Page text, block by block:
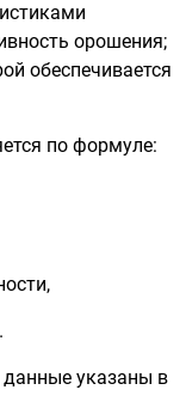
орошения;
обеспечивается
по формуле:
данные указаны в